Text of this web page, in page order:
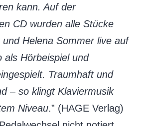
kann.Auf der
CD wurden alle Stücke
und Helena Sommer live auf
als Hörbeispiel und
Traumhaft und
– so klingt Klaviermusik
Niveau.” (HAGE Verlag)